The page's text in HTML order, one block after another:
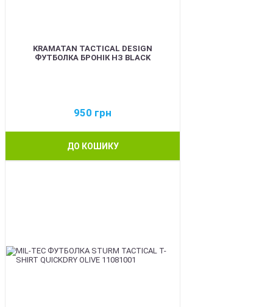
KRAMATAN TACTICAL DESIGN
ФУТБОЛКА БРОНІК НЗ BLACK
950 грн
ДО КОШИКУ